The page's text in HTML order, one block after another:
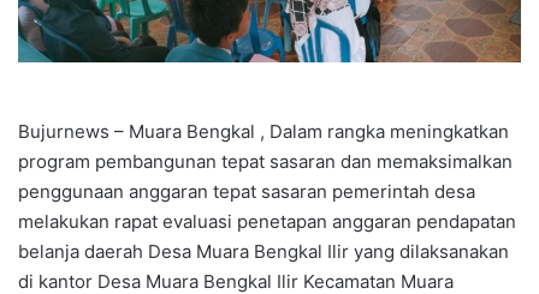
Bujurnews – Muara Bengkal , Dalam rangka meningkatkan
program pembangunan tepat sasaran dan memaksimalkan
penggunaan anggaran tepat sasaran pemerintah desa
melakukan rapat evaluasi penetapan anggaran pendapatan
belanja daerah Desa Muara Bengkal Ilir yang dilaksanakan
di kantor Desa Muara Bengkal Ilir Kecamatan Muara